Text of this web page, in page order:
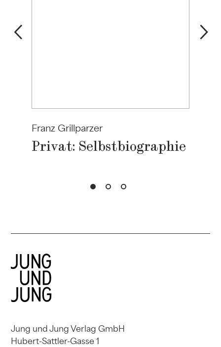
Franz Grillparzer
Privat: Selbstbiographie
Jung und Jung Verlag GmbH
Hubert-Sattler-Gasse 1